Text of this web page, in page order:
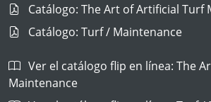
Catálogo: The Art of Artificial Turf
Catálogo: Turf / Maintenance
Ver el catálogo flip en línea: The
Maintenance